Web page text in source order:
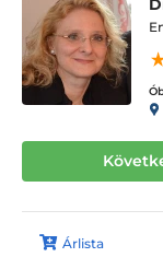
Árlista